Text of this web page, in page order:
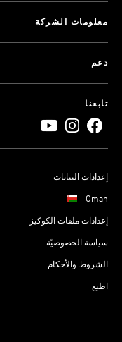
معلومات الشركة
دعم
تابعنا
إعدادات البيانات
Oman
إعدادات ملفات الكوكيز
سياسة الخصوصيّة
الشروط والأحكام
اطبع